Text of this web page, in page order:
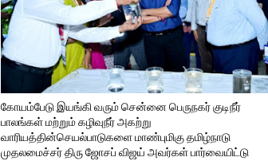
கோயம்பேடு இயங்கி வரும் சென்னை பெருநகர் குடிநீர்
பாலங்கள் மற்றும் கழிவுநீர் அகற்று
வாரியத்தின்செயல்பாடுகளை மாண்புமிகு தமிழ்நாடு
முதலமைச்சர் திரு ஜோசப் விஜய் அவர்கள் பார்வையிட்டு